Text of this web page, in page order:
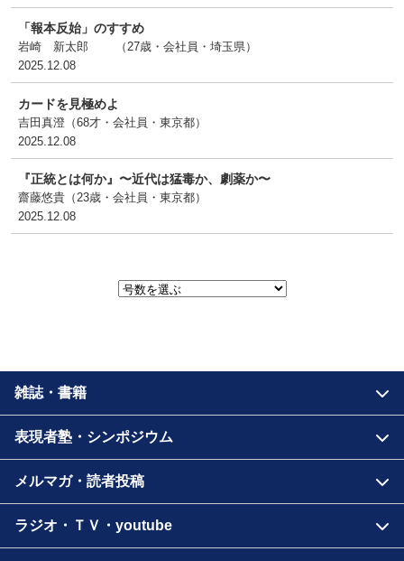
「報本反始」のすすめ
岩崎 新太郎 （27歳・会社員・埼玉県）
2025.12.08
カードを見極めよ
吉田真澄（68才・会社員・東京都）
2025.12.08
『正統とは何か』〜近代は猛毒か、劇薬か〜
齋藤悠貴（23歳・会社員・東京都）
2025.12.08
雑誌・書籍
表現者塾・シンポジウム
メルマガ・読者投稿
ラジオ・ＴＶ・youtube